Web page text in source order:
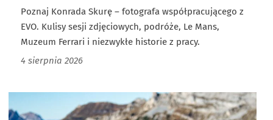
Poznaj Konrada Skurę – fotografa współpracującego z
EVO. Kulisy sesji zdjęciowych, podróże, Le Mans,
Muzeum Ferrari i niezwykłe historie z pracy.
4 sierpnia 2026